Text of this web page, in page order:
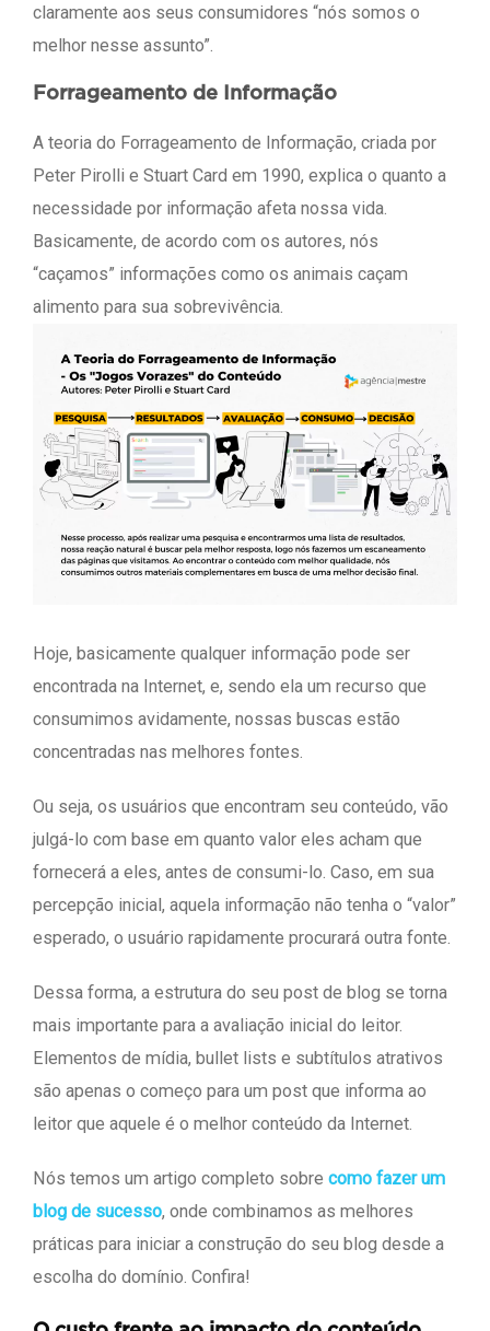
claramente aos seus consumidores “nós somos o
melhor nesse assunto”.
Forrageamento de Informação
A teoria do Forrageamento de Informação, criada por
Peter Pirolli e Stuart Card em 1990, explica o quanto a
necessidade por informação afeta nossa vida.
Basicamente, de acordo com os autores, nós
“caçamos” informações como os animais caçam
alimento para sua sobrevivência.
Hoje, basicamente qualquer informação pode ser
encontrada na Internet, e, sendo ela um recurso que
consumimos avidamente, nossas buscas estão
concentradas nas melhores fontes.
Ou seja, os usuários que encontram seu conteúdo, vão
julgá-lo com base em quanto valor eles acham que
fornecerá a eles, antes de consumi-lo. Caso, em sua
percepção inicial, aquela informação não tenha o “valor”
esperado, o usuário rapidamente procurará outra fonte.
Dessa forma, a estrutura do seu post de blog se torna
mais importante para a avaliação inicial do leitor.
Elementos de mídia, bullet lists e subtítulos atrativos
são apenas o começo para um post que informa ao
leitor que aquele é o melhor conteúdo da Internet.
Nós temos um artigo completo sobre como fazer um
blog de sucesso, onde combinamos as melhores
práticas para iniciar a construção do seu blog desde a
escolha do domínio. Confira!